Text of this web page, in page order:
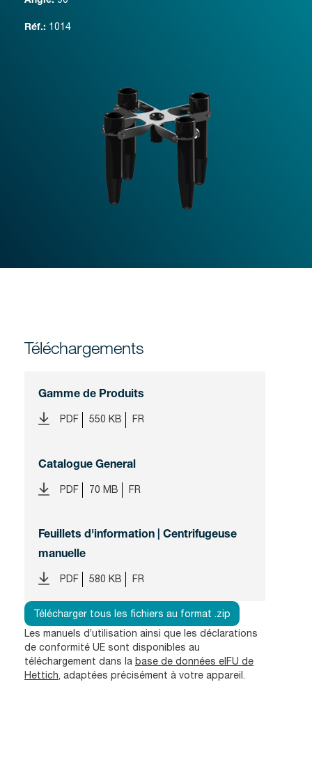
Réf.: 1014
Téléchargements
Gamme de Produits
PDF 550 KB FR
Catalogue General
PDF 70 MB FR
Feuillets d'information | Centrifugeuse
manuelle
PDF 580 KB FR
Télécharger tous les fichiers au format .zip
Les manuels d’utilisation ainsi que les déclarations
de conformité UE sont disponibles au
téléchargement dans la base de données eIFU de
Hettich, adaptées précisément à votre appareil.